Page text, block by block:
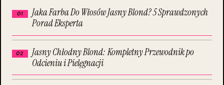
Jaka Farba Do Włosów Jasny Blond? 5 Sprawdzonych
Porad Eksperta
Jasny Chłodny Blond: Kompletny Przewodnik po
Odcieniu i Pielęgnacji